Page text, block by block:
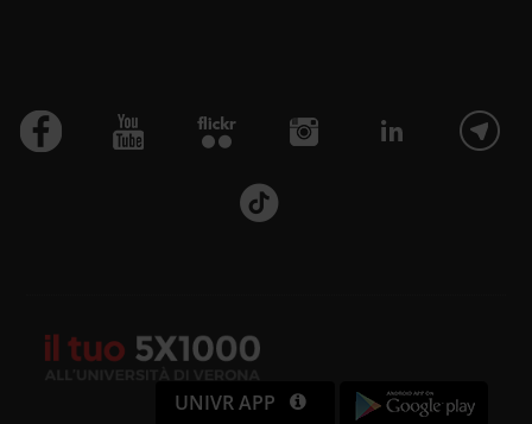
UNIVR APP